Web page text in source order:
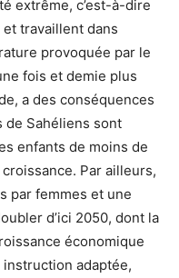
extrême, c’est-à-dire
travaillent dans
provoquée par le
fois et demie plus
a des conséquences
de Sahéliens sont
enfants de moins de
Par ailleurs,
par femmes et une
d’ici 2050, dont la
économique
adaptée,